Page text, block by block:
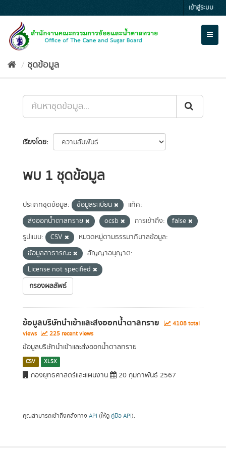
to
content
เข้าสู่ระบบ
ชุดข้อมูล
เรียงโดย
พบ 1 ชุดข้อมูล
ประเภทชุดข้อมูล: ข้อมูลระเบียน
แท็ค:
ส่งออกน้ำตาลทราย
ocsb การเข้าถึง:
false
รูปแบบ:
CSV
หมวดหมู่ตามธรรมาภิบาลข้อมูล:
ข้อมูลสาธารณะ
สัญญาอนุญาต:
License not specified
กรองผลลัพธ์
ข้อมูลบริษัทนำเข้าและส่งออกน้ำตาลทราย
4108 total
views
225 recent views
ข้อมูลบริษัทนำเข้าและส่งออกน้ำตาลทราย
CSV XLSX
กองยุทธศาสตร์และแผนงาน 20 กุมภาพันธ์ 2567
คุณสามารถเข้าถึงคลังทาง API (ให้ดู คู่มือ API).